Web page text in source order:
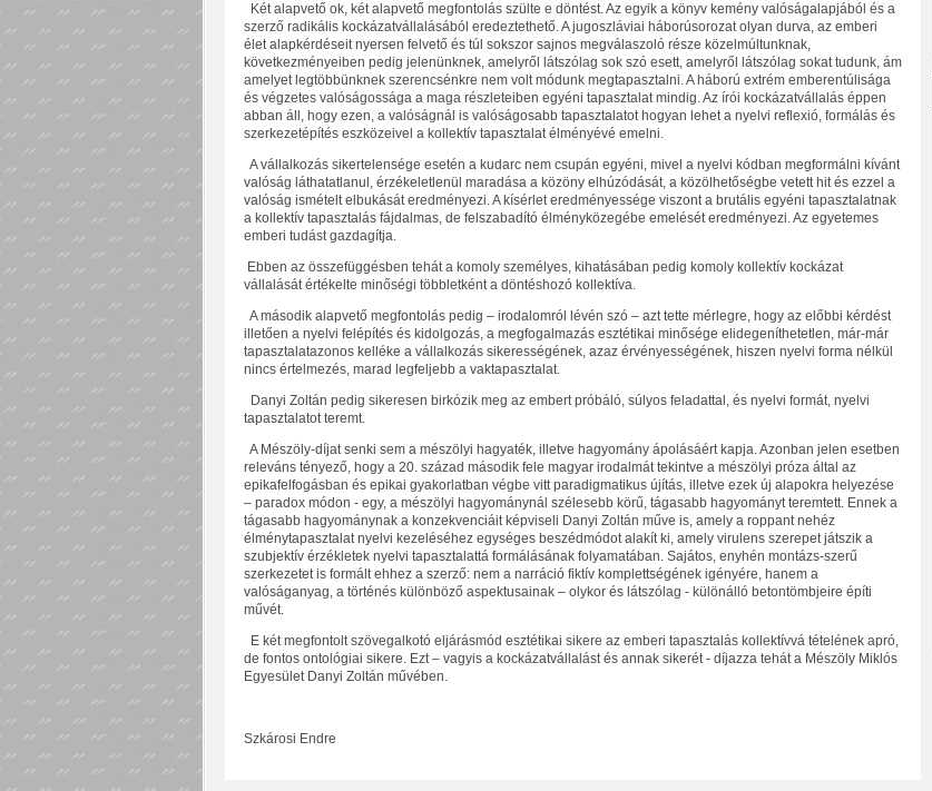
Két alapvető ok, két alapvető megfontolás szülte e döntést. Az egyik a könyv kemény valóságalapjából és a
szerző radikális kockázatvállalásából eredeztethető. A jugoszláviai háborúsorozat olyan durva, az emberi
élet alapkérdéseit nyersen felvető és túl sokszor sajnos megválaszoló része közelmúltunknak,
következményeiben pedig jelenünknek, amelyről látszólag sok szó esett, amelyről látszólag sokat tudunk, ám
amelyet legtöbbünknek szerencsénkre nem volt módunk megtapasztalni. A háború extrém emberentúlisága
és végzetes valóságossága a maga részleteiben egyéni tapasztalat mindig. Az írói kockázatvállalás éppen
abban áll, hogy ezen, a valóságnál is valóságosabb tapasztalatot hogyan lehet a nyelvi reflexió, formálás és
szerkezetépítés eszközeivel a kollektív tapasztalat élményévé emelni.
A vállalkozás sikertelensége esetén a kudarc nem csupán egyéni, mivel a nyelvi kódban megformálni kívánt
valóság láthatatlanul, érzékeletlenül maradása a közöny elhúzódását, a közölhetőségbe vetett hit és ezzel a
valóság ismételt elbukását eredményezi. A kísérlet eredményessége viszont a brutális egyéni tapasztalatnak
a kollektív tapasztalás fájdalmas, de felszabadító élményközegébe emelését eredményezi. Az egyetemes
emberi tudást gazdagítja.
Ebben az összefüggésben tehát a komoly személyes, kihatásában pedig komoly kollektív kockázat
vállalását értékelte minőségi többletként a döntéshozó kollektíva.
A második alapvető megfontolás pedig – irodalomról lévén szó – azt tette mérlegre, hogy az előbbi kérdést
illetően a nyelvi felépítés és kidolgozás, a megfogalmazás esztétikai minősége elidegeníthetetlen, már-már
tapasztalatazonos kelléke a vállalkozás sikerességének, azaz érvényességének, hiszen nyelvi forma nélkül
nincs értelmezés, marad legfeljebb a vaktapasztalat.
Danyi Zoltán pedig sikeresen birkózik meg az embert próbáló, súlyos feladattal, és nyelvi formát, nyelvi
tapasztalatot teremt.
A Mészöly-díjat senki sem a mészölyi hagyaték, illetve hagyomány ápolásáért kapja. Azonban jelen esetben
releváns tényező, hogy a 20. század második fele magyar irodalmát tekintve a mészölyi próza által az
epikafelfogásban és epikai gyakorlatban végbe vitt paradigmatikus újítás, illetve ezek új alapokra helyezése
– paradox módon - egy, a mészölyi hagyománynál szélesebb körű, tágasabb hagyományt teremtett. Ennek a
tágasabb hagyománynak a konzekvenciáit képviseli Danyi Zoltán műve is, amely a roppant nehéz
élménytapasztalat nyelvi kezeléséhez egységes beszédmódot alakít ki, amely virulens szerepet játszik a
szubjektív érzékletek nyelvi tapasztalattá formálásának folyamatában. Sajátos, enyhén montázs-szerű
szerkezetet is formált ehhez a szerző: nem a narráció fiktív komplettségének igényére, hanem a
valóságanyag, a történés különböző aspektusainak – olykor és látszólag -különálló betontömbjeire építi
művét.
E két megfontolt szövegalkotó eljárásmód esztétikai sikere az emberi tapasztalás kollektívvá tételének apró,
de fontos ontológiai sikere. Ezt – vagyis a kockázatvállalást és annak sikerét - díjazza tehát a Mészöly Miklós
Egyesület Danyi Zoltán művében.
Szkárosi Endre